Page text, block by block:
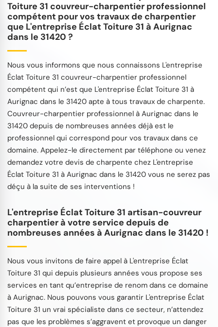
Toiture 31 couvreur-charpentier professionnel
compétent pour vos travaux de charpentier
que L'entreprise Éclat Toiture 31 à Aurignac
dans le 31420 ?
Nous vous informons que nous connaissons L'entreprise
Éclat Toiture 31 couvreur-charpentier professionnel
compétent qui n’est que L'entreprise Éclat Toiture 31 à
Aurignac dans le 31420 apte à tous travaux de charpente.
Couvreur-charpentier professionnel à Aurignac dans le
31420 depuis de nombreuses années déjà est le
professionnel qui correspond pour vos travaux dans ce
domaine. Appelez-le directement par téléphone ou venez
demandez votre devis de charpente chez L'entreprise
Éclat Toiture 31 à Aurignac dans le 31420 vous ne serez pas
déçu à la suite de ses interventions !
L'entreprise Éclat Toiture 31 artisan-couvreur
charpentier à votre service depuis de
nombreuses années à Aurignac dans le 31420 !
Nous vous invitons de faire appel à L'entreprise Éclat
Toiture 31 qui depuis plusieurs années vous propose ses
services en tant qu’entreprise de renom dans ce domaine
à Aurignac. Nous pouvons vous garantir L'entreprise Éclat
Toiture 31 un vrai spécialiste dans ce secteur, n’attendez
pas que les problèmes s’aggravent et provoque un danger